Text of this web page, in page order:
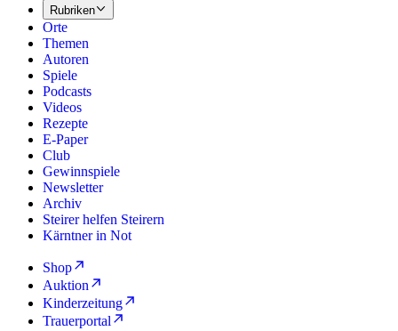
Rubriken
Orte
Themen
Autoren
Spiele
Podcasts
Videos
Rezepte
E-Paper
Club
Gewinnspiele
Newsletter
Archiv
Steirer helfen Steirern
Kärntner in Not
Shop
Auktion
Kinderzeitung
Trauerportal